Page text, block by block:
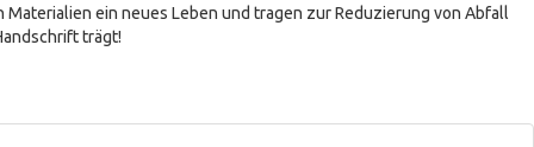
ein neues Leben und tragen zur Reduzierung von Abfall
trägt!